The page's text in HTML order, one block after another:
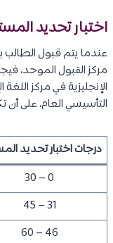
اختبار تحديد
عندما يتم قبول الطالب
مركز القبول الموحد،
الإنجليزية في مركز
التأسيسي العام، على أن
درجات اختبار تحديد
0 – 30
31 – 45
46 – 60